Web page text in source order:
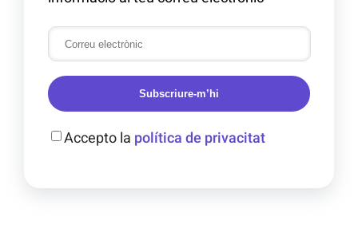
Subscriure-m’hi
Accepto la política de privacitat